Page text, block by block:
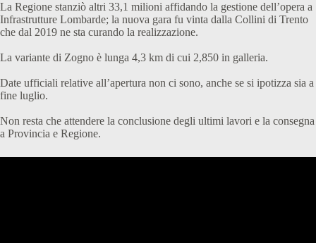
La Regione stanziò altri 33,1 milioni affidando la gestione dell’opera a
Infrastrutture Lombarde; la nuova gara fu vinta dalla Collini di Trento
che dal 2019 ne sta curando la realizzazione.
La variante di Zogno è lunga 4,3 km di cui 2,850 in galleria.
Date ufficiali relative all’apertura non ci sono, anche se si ipotizza sia a
fine luglio.
Non resta che attendere la conclusione degli ultimi lavori e la consegna
a Provincia e Regione.